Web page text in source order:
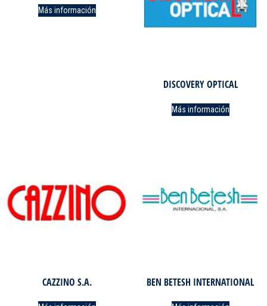
Más información
DISCOVERY OPTICAL
Más información
CAZZINO S.A. BEN BETESH INTERNATIONAL